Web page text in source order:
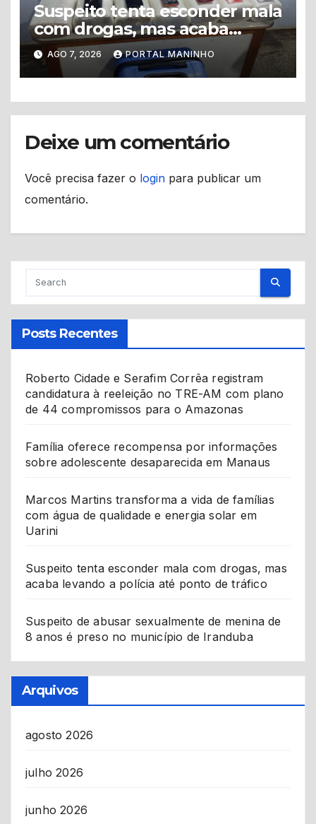
Suspeito tenta esconder mala
com drogas, mas acaba
levando a polícia até ponto
de tráfico
AGO 7, 2026 PORTAL MANINHO
Deixe um comentário
Você precisa fazer o login para publicar um
comentário.
Posts Recentes
Roberto Cidade e Serafim Corrêa registram
candidatura à reeleição no TRE-AM com plano
de 44 compromissos para o Amazonas
Família oferece recompensa por informações
sobre adolescente desaparecida em Manaus
Marcos Martins transforma a vida de famílias
com água de qualidade e energia solar em
Uarini
Suspeito tenta esconder mala com drogas, mas
acaba levando a polícia até ponto de tráfico
Suspeito de abusar sexualmente de menina de
8 anos é preso no município de Iranduba
Arquivos
agosto 2026
julho 2026
junho 2026